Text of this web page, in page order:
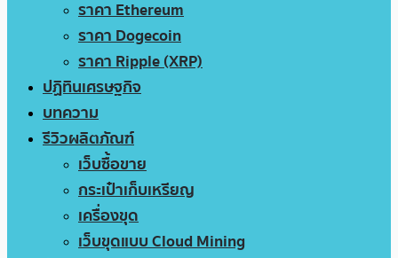
ราคา Ethereum
ราคา Dogecoin
ราคา Ripple (XRP)
ปฏิทินเศรษฐกิจ
บทความ
รีวิวผลิตภัณฑ์
เว็บซื้อขาย
กระเป๋าเก็บเหรียญ
เครื่องขุด
เว็บขุดแบบ Cloud Mining